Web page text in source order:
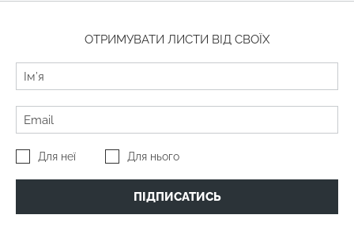
ОТРИМУВАТИ ЛИСТИ ВІД СВОЇХ
Для неї Для нього
ПІДПИСАТИСЬ